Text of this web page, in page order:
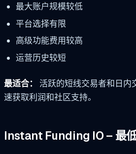
最大账户规模较低
平台选择有限
高级功能费用较高
运营历史较短
最适合：
活跃的短线交易者和日内
速获取利润和社区支持。
Instant Funding IO – 最